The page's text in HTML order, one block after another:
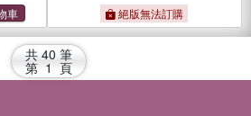
絕版無法訂購
共 40 筆
第 1 頁